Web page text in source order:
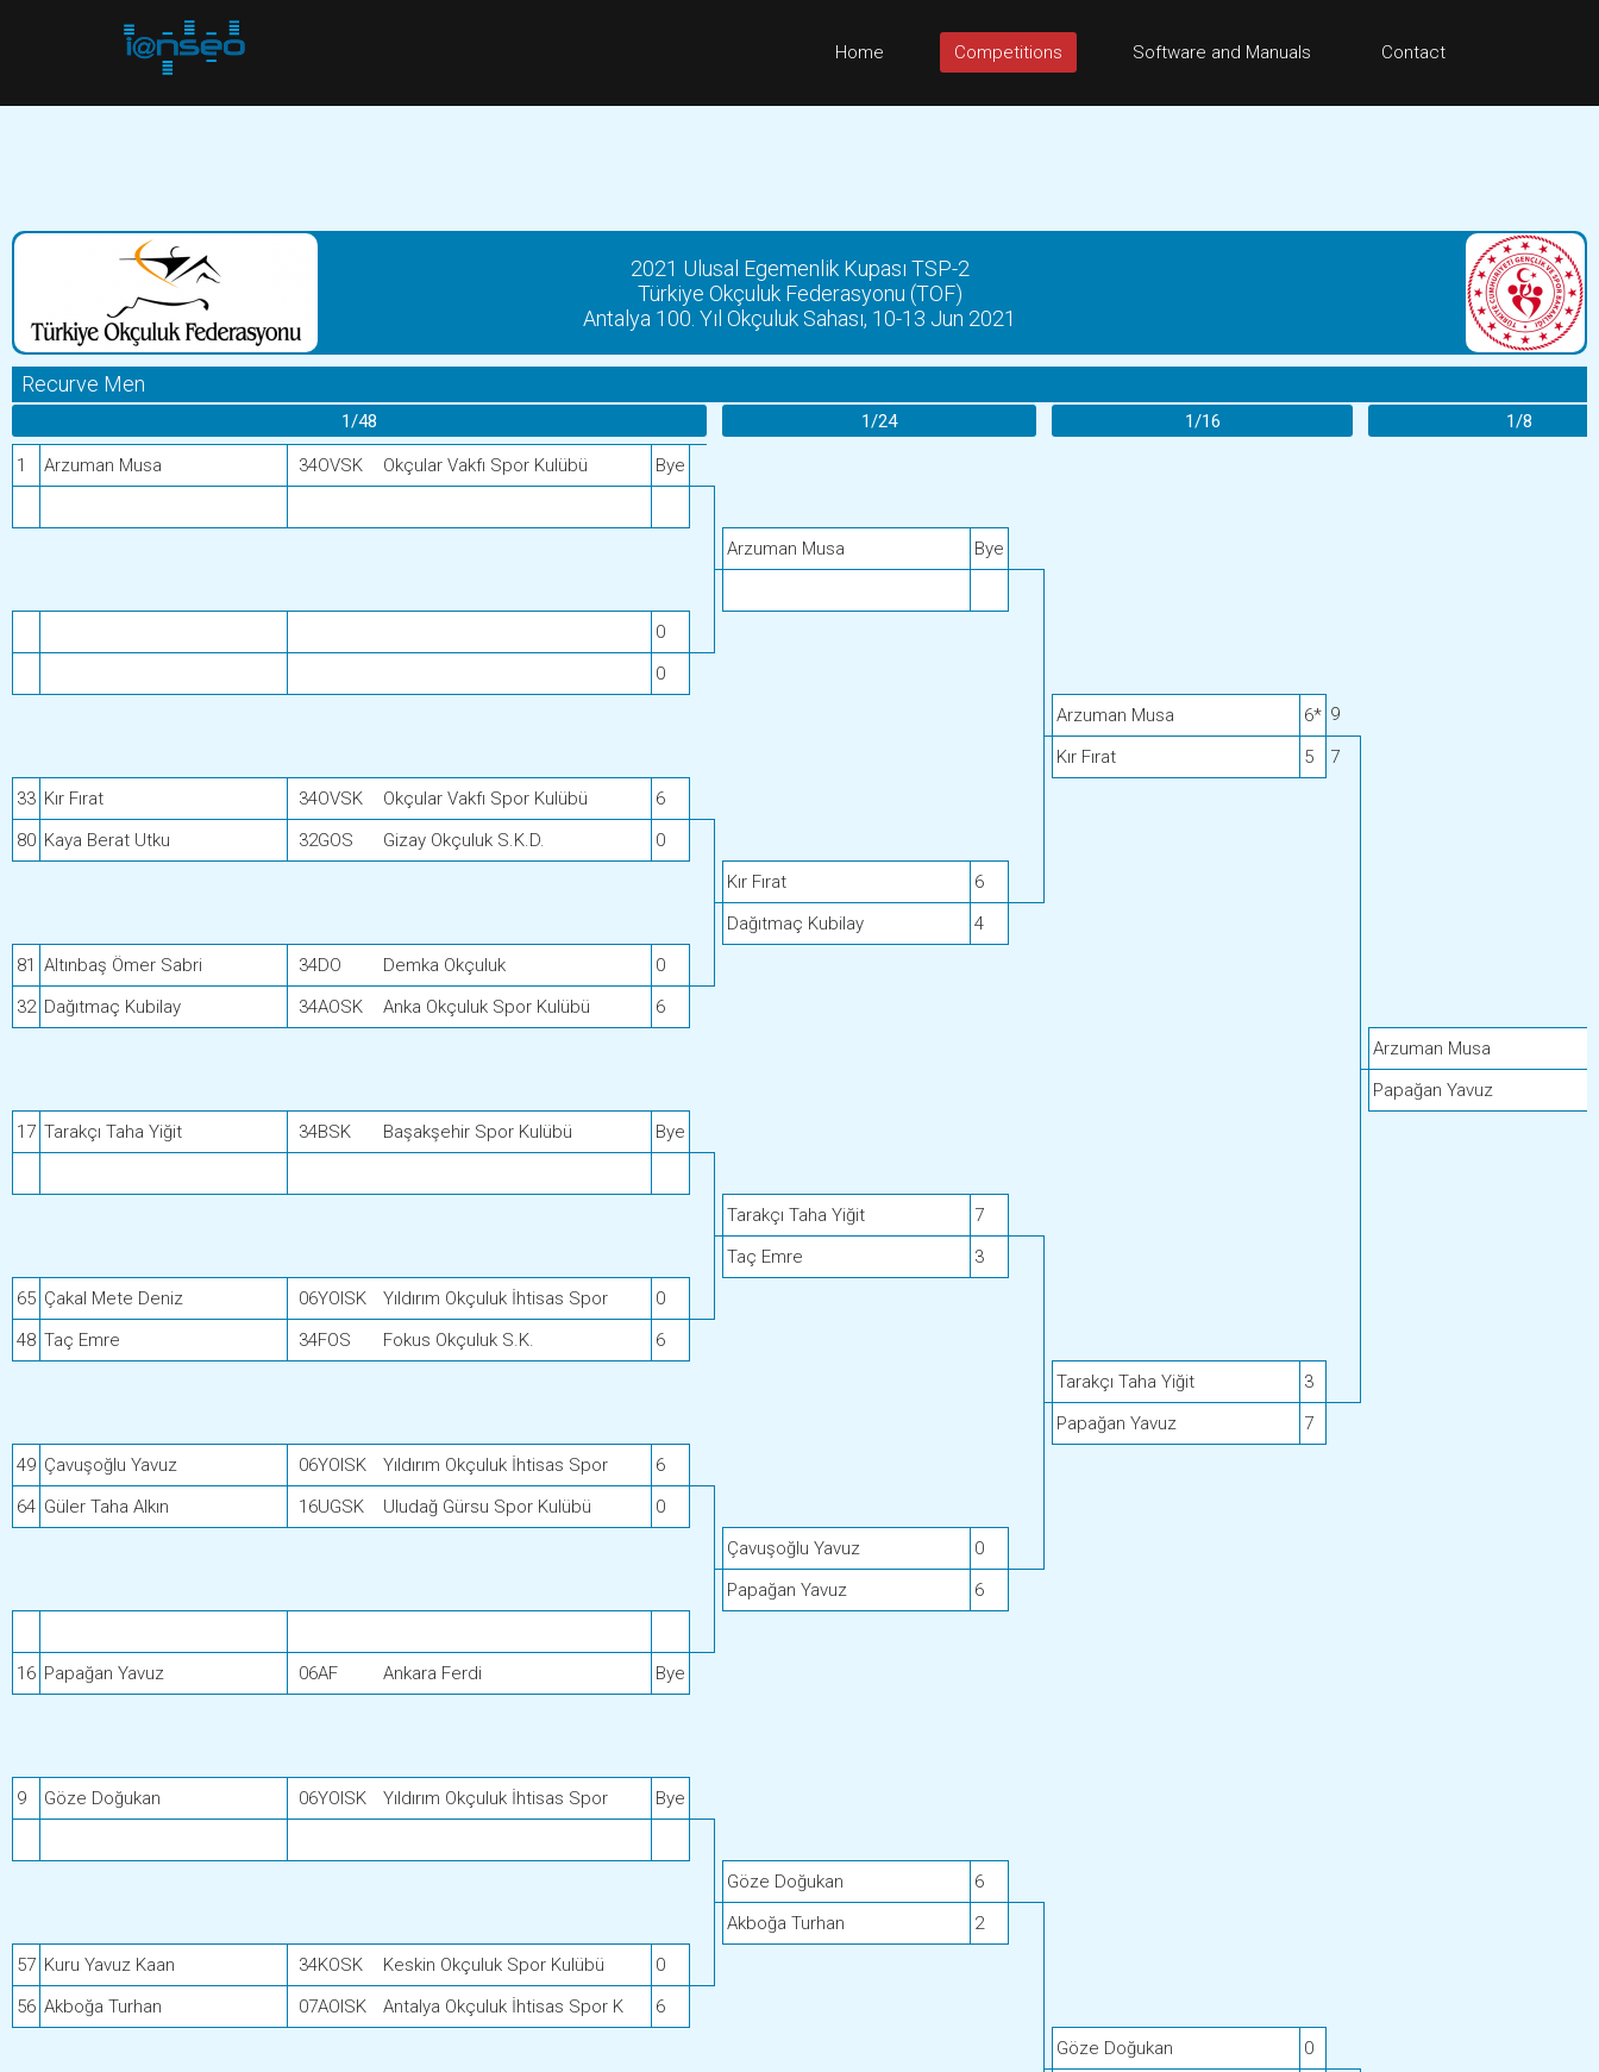
Home Competitions Software and Manuals Contact
2021 Ulusal Egemenlik Kupası TSP-2
Türkiye Okçuluk Federasyonu (TOF)
Antalya 100. Yıl Okçuluk Sahası, 10-13 Jun 2021
Recurve Men
1/48 1/24 1/16 1/8
1 Arzuman Musa 34OVSK Okçular Vakfı Spor Kulübü Bye
Arzuman Musa Bye
0
0
Arzuman Musa
6* 9
Kır Fırat
5
7
33 Kır Fırat 34OVSK Okçular Vakfı Spor Kulübü
6
80 Kaya Berat Utku 32GOS Gizay Okçuluk S.K.D.
0
Kır Fırat
6
Dağıtmaç Kubilay
4
81 Altınbaş Ömer Sabri 34DO Demka Okçuluk
0
32 Dağıtmaç Kubilay 34AOSK Anka Okçuluk Spor Kulübü
6
Arzuman Musa
Papağan Yavuz
17 Tarakçı Taha Yiğit 34BSK Başakşehir Spor Kulübü Bye
Tarakçı Taha Yiğit
7
Taç Emre
3
65 Çakal Mete Deniz 06YOISK Yıldırım Okçuluk İhtisas Spor
0
48 Taç Emre 34FOS Fokus Okçuluk S.K.
6
Tarakçı Taha Yiğit
3
Papağan Yavuz
7
49 Çavuşoğlu Yavuz 06YOISK Yıldırım Okçuluk İhtisas Spor
6
64 Güler Taha Alkın 16UGSK Uludağ Gürsu Spor Kulübü
0
Çavuşoğlu Yavuz
0
Papağan Yavuz
6
16 Papağan Yavuz 06AF Ankara Ferdi Bye
9 Göze Doğukan 06YOISK Yıldırım Okçuluk İhtisas Spor Bye
Göze Doğukan
6
Akboğa Turhan
2
57 Kuru Yavuz Kaan 34KOSK Keskin Okçuluk Spor Kulübü
0
56 Akboğa Turhan 07AOISK Antalya Okçuluk İhtisas Spor K
6
Göze Doğukan
0